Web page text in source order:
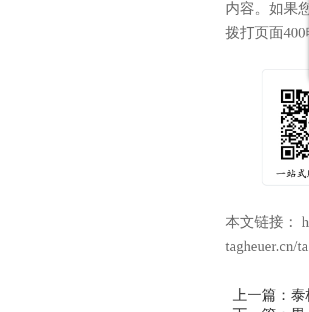
内容。如果
拨打页面
本文链接：
tagheuer.cn/
上一篇： 泰